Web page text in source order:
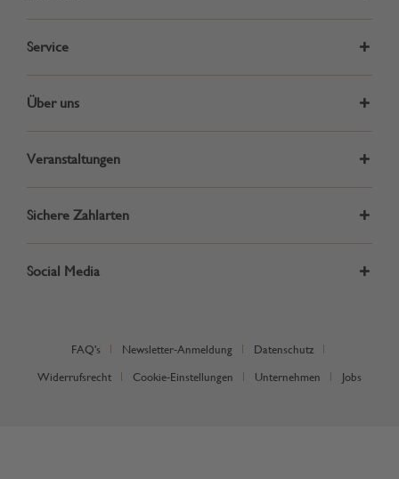
Service
Über uns
Veranstaltungen
Sichere Zahlarten
Social Media
FAQ's Newsletter-Anmeldung Datenschutz
Widerrufsrecht Cookie-Einstellungen Unternehmen Jobs